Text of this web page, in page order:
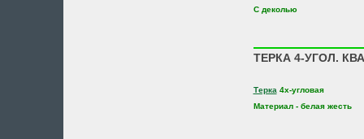
С деколью
ТЕРКА 4-УГОЛ.
Терка 4х-угловая
Материал - белая жесть